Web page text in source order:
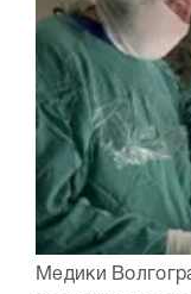
Медики